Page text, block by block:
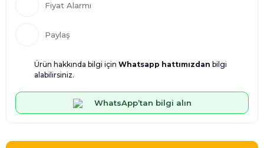
Fiyat Alarmı
Paylaş
Ürün hakkında bilgi için Whatsapp hattımızdan bilgi
alabilirsiniz.
WhatsApp’tan bilgi alın